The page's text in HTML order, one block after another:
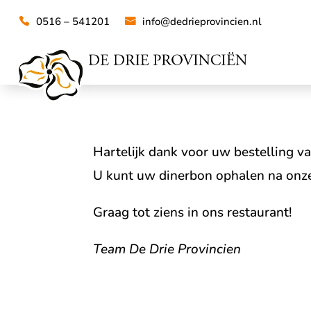
0516 – 541201 info@dedrieprovincien.nl
Hartelijk dank voor uw bestelling
U kunt uw dinerbon ophalen na
Graag tot ziens in ons restaurant!
Team De Drie Provincien